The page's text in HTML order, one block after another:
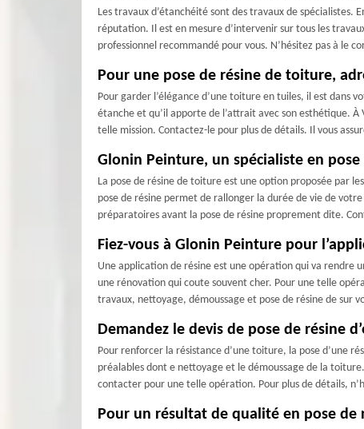
Les travaux d’étanchéité sont des travaux de
réputation. Il est en mesure d’intervenir sur tous les
professionnel recommandé pour vous. N’hésitez pas à le
Pour une pose de résine de toiture,
Pour garder l’élégance d’une toiture en tuiles, il est dans
étanche et qu’il apporte de l’attrait avec son esthétique. À
telle mission. Contactez-le pour plus de détails. Il vous
Glonin Peinture, un spécialiste en
La pose de résine de toiture est une option proposée par
pose de résine permet de rallonger la durée de vie de
préparatoires avant la pose de résine proprement dite.
Fiez-vous à Glonin Peinture pour
Une application de résine est une opération qui va
une rénovation qui coute souvent cher. Pour une telle
travaux, nettoyage, démoussage et pose de résine de sur
Demandez le devis de pose de résine
Pour renforcer la résistance d’une toiture, la pose d’une
préalables dont e nettoyage et le démoussage de la
contacter pour une telle opération. Pour plus de détails,
Pour un résultat de qualité en pose de